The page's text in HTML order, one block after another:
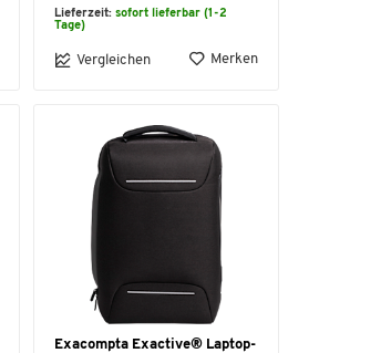
Lieferzeit: sofort lieferbar (1-2
Tage)
Vergleichen Merken
Exacompta Exactive® Laptop-